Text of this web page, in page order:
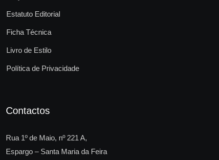
Estatuto Editorial
Ficha Técnica
Livro de Estilo
Política de Privacidade
Contactos
Rua 1º de Maio, nº 221 A,
Espargo – Santa Maria da Feira